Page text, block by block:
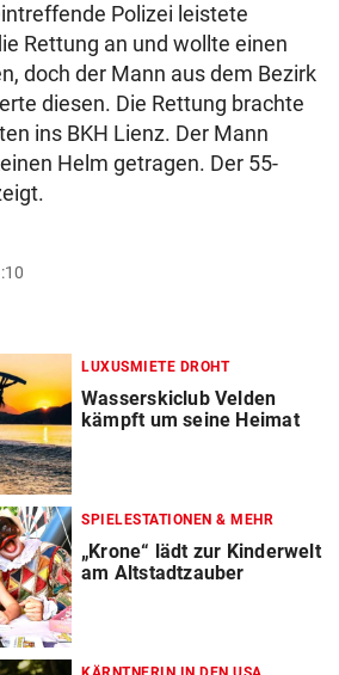
Polizei leistete
Rettung an und wollte einen
doch der Mann aus dem Bezirk
diesen. Die Rettung brachte
ins BKH Lienz. Der Mann
Helm getragen. Der 55-
LUXUSMIETE DROHT
Wasserskiclub Velden
kämpft um seine Heimat
SPIELESTATIONEN & MEHR
„Krone“ lädt zur Kinderwelt
am Altstadtzauber